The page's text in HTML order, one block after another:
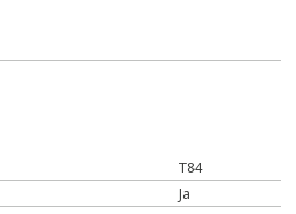
T84
Ja